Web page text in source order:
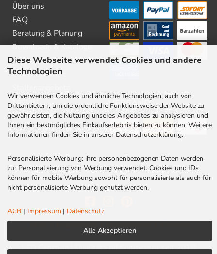
Diese Webseite verwendet Cookies und andere
Technologien
Wir verwenden Cookies und ähnliche Technologien, auch von
Drittanbietern, um die ordentliche Funktionsweise der Website zu
gewährleisten, die Nutzung unseres Angebotes zu analysieren und
Ihnen ein bestmögliches Einkaufserlebnis bieten zu können. Weitere
Informationen finden Sie in unserer Datenschutzerklärung.
Personalisierte Werbung: ihre personenbezogenen Daten werden
zur Personalisierung von Werbung verwendet. Cookies und IDs
können für mobile Werbung sowohl für personalisierte als auch für
nicht personalisierte Werbung genutzt werden.
AGB | Impressum | Datenschutz
Alle Akzeptieren
Über uns
FAQ
Beratung & Planung
Downloads & Kataloge
Newsletter
Barrierefreiheit
Kontakt
Rabatt Codes
VERSAND
LED Centrum | Qualität und Kompetenz seit 2010